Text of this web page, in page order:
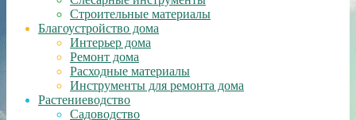
Строительные материалы
Благоустройство дома
Интерьер дома
Ремонт дома
Расходные материалы
Инструменты для ремонта дома
Растениеводство
Садоводство